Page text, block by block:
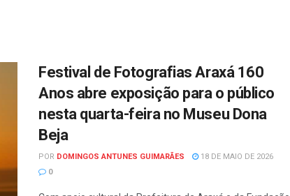
Festival de Fotografias Araxá 160
Anos abre exposição para o público
nesta quarta-feira no Museu Dona
Beja
POR DOMINGOS ANTUNES GUIMARÃES
18 DE MAIO DE 2026
0